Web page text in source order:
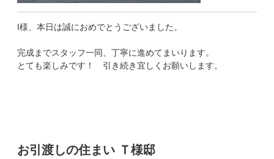
I様、本日は誠におめでとうございました。
完成までスタッフ一同、丁寧に進めてまいります。
とても楽しみです！ 引き続き宜しくお願いします。
お引渡しの住まい Ｔ様邸